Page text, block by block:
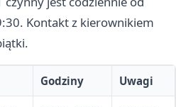
Kontakt z kierownikiem
Godziny Uwagi